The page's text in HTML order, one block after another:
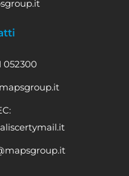
052300